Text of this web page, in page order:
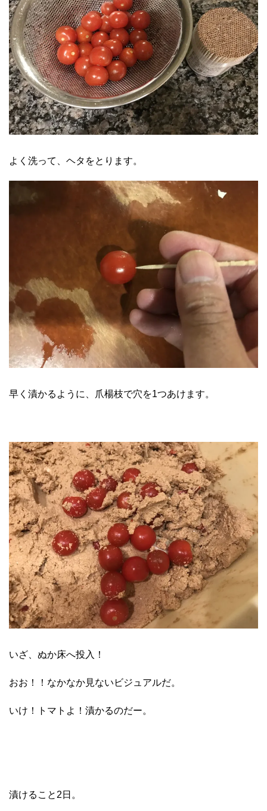
よく洗って、ヘタをとります。
早く漬かるように、爪楊枝で穴を1つあけます。
いざ、ぬか床へ投入！
おお！！なかなか見ないビジュアルだ。
いけ！トマトよ！漬かるのだー。
漬けること2日。